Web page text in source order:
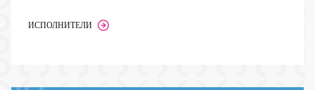
ИСПОЛНИТЕЛИ